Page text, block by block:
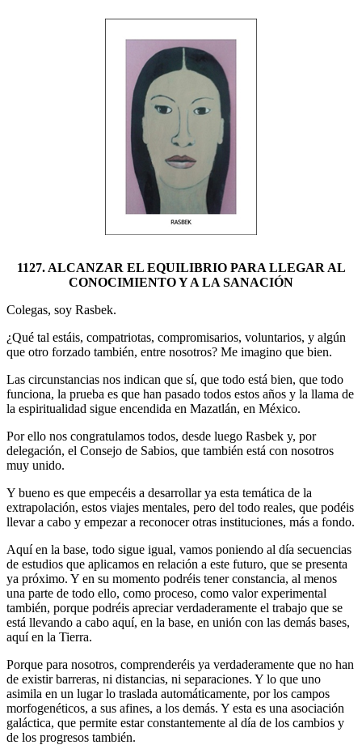
1127. ALCANZAR EL EQUILIBRIO PARA LLEGAR AL
CONOCIMIENTO Y A LA SANACIÓN
Colegas, soy Rasbek.
¿Qué tal estáis, compatriotas, compromisarios, voluntarios, y algún
que otro forzado también, entre nosotros? Me imagino que bien.
Las circunstancias nos indican que sí, que todo está bien, que todo
funciona, la prueba es que han pasado todos estos años y la llama de
la espiritualidad sigue encendida en Mazatlán, en México.
Por ello nos congratulamos todos, desde luego Rasbek y, por
delegación, el Consejo de Sabios, que también está con nosotros
muy unido.
Y bueno es que empecéis a desarrollar ya esta temática de la
extrapolación, estos viajes mentales, pero del todo reales, que podéis
llevar a cabo y empezar a reconocer otras instituciones, más a fondo.
Aquí en la base, todo sigue igual, vamos poniendo al día secuencias
de estudios que aplicamos en relación a este futuro, que se presenta
ya próximo. Y en su momento podréis tener constancia, al menos
una parte de todo ello, como proceso, como valor experimental
también, porque podréis apreciar verdaderamente el trabajo que se
está llevando a cabo aquí, en la base, en unión con las demás bases,
aquí en la Tierra.
Porque para nosotros, comprenderéis ya verdaderamente que no han
de existir barreras, ni distancias, ni separaciones. Y lo que uno
asimila en un lugar lo traslada automáticamente, por los campos
morfogenéticos, a sus afines, a los demás. Y esta es una asociación
galáctica, que permite estar constantemente al día de los cambios y
de los progresos también.